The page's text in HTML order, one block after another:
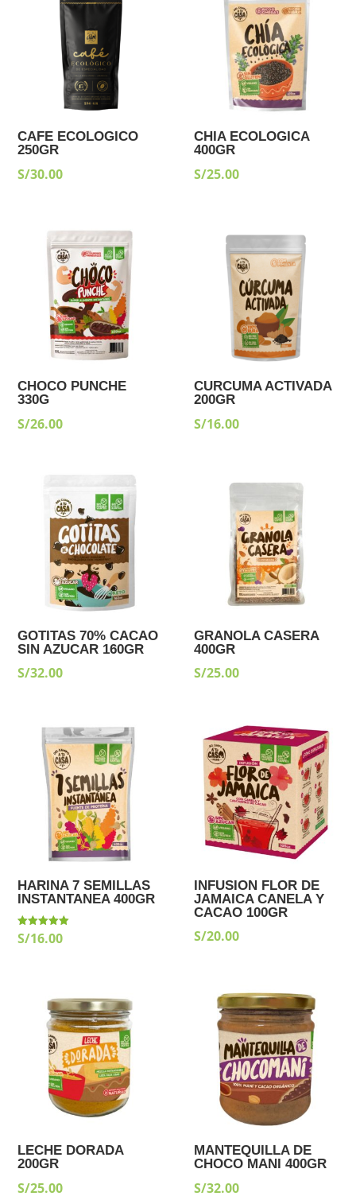
CAFE ECOLOGICO
250GR
S/30.00
CHIA ECOLOGICA
400GR
S/25.00
CHOCO PUNCHE
330G
S/26.00
CURCUMA ACTIVADA
200GR
S/16.00
GOTITAS 70% CACAO
SIN AZUCAR 160GR
S/32.00
GRANOLA CASERA
400GR
S/25.00
HARINA 7 SEMILLAS
INSTANTANEA 400GR
Valorado
con
S/16.00
INFUSION FLOR DE
JAMAICA CANELA Y
CACAO 100GR
S/20.00
LECHE DORADA
200GR
S/25.00
MANTEQUILLA DE
CHOCO MANI 400GR
S/32.00